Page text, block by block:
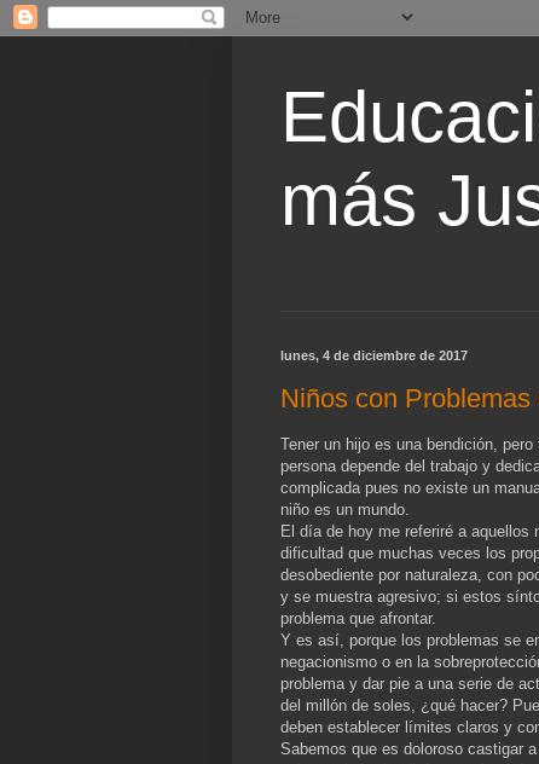
más
lunes, 4 de diciembre de 2017
Niños con
Tener un hijo es una bendición,
persona depende del trabajo y
complicada pues no existe un
niño es un mundo.
El día de hoy me referiré a aquellos
dificultad que muchas veces los
desobediente por naturaleza, con
y se muestra agresivo; si estos
problema que afrontar.
Y es así, porque los problemas se
negacionismo o en la
problema y dar pie a una serie de
del millón de soles, ¿qué hacer?
deben establecer límites claros y
Sabemos que es doloroso castigar